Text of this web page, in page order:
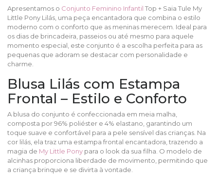
Apresentamos o Conjunto Feminino Infantil Top + Saia Tule My
Little Pony Lilás, uma peça encantadora que combina o estilo
moderno com o conforto que as meninas merecem. Ideal para
os dias de brincadeira, passeios ou até mesmo para aquele
momento especial, este conjunto é a escolha perfeita para as
pequenas que adoram se destacar com personalidade e
charme.
Blusa Lilás com Estampa
Frontal – Estilo e Conforto
A blusa do conjunto é confeccionada em meia malha,
composta por 96% poliéster e 4% elastano, garantindo um
toque suave e confortável para a pele sensível das crianças. Na
cor lilás, ela traz uma estampa frontal encantadora, trazendo a
magia de My Little Pony para o look da sua filha. O modelo de
alcinhas proporciona liberdade de movimento, permitindo que
a criança brinque e se divirta à vontade.